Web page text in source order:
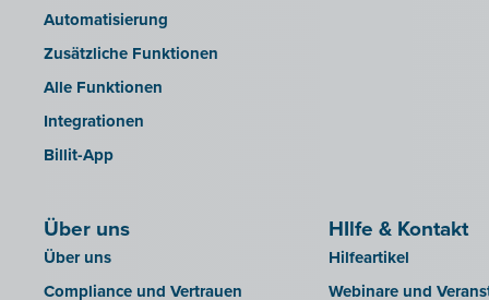
Octopus
Sobec
Automatisierung
Zusätzliche Funktionen
Alle Funktionen
Integrationen
Billit-App
Über uns
Über uns
Compliance und Vertrauen
HIlfe & Kontakt
Hilfeartikel
Webinare und